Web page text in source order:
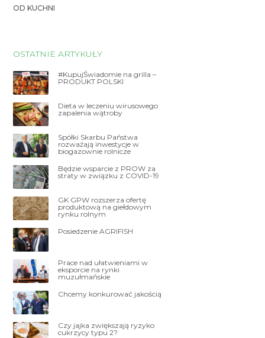
OD KUCHNI
OSTATNIE ARTYKUŁY
#KupujŚwiadomie na grilla –
PRODUKT POLSKI
Dieta w leczeniu wirusowego
zapalenia wątroby
Spółki Skarbu Państwa
rozważają inwestycje w
biogazownie rolnicze
Będzie wsparcie z PROW za
straty w związku z COVID-19
GK GPW rozszerza ofertę
produktową na giełdowym
rynku rolnym
Posiedzenie AGRIFISH
Prace nad ułatwieniami w
eksporcie na rynki
muzułmańskie
Chcemy konkurować jakością
Czy jajka zwiększają ryzyko
cukrzycy typu 2?